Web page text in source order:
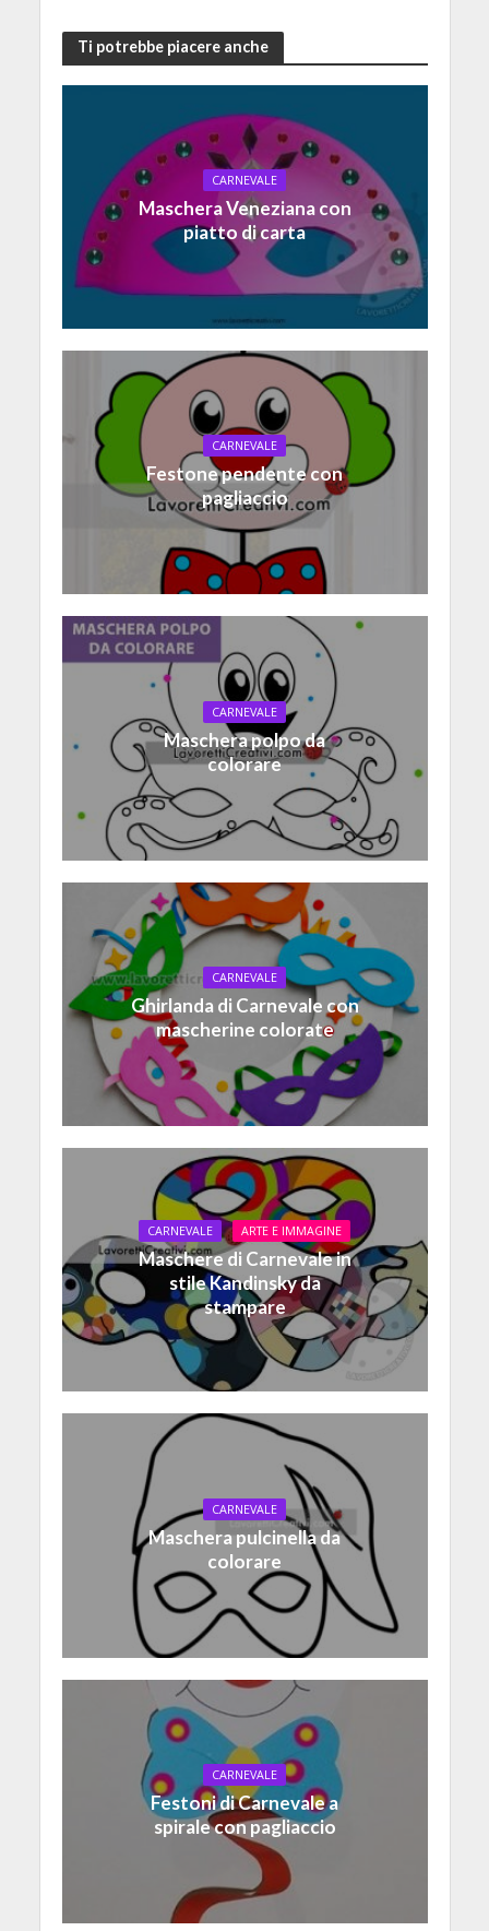
Ti potrebbe piacere anche
CARNEVALE
Maschera Veneziana con
piatto di carta
CARNEVALE
Festone pendente con
pagliaccio
CARNEVALE
Maschera polpo da
colorare
CARNEVALE
Ghirlanda di Carnevale con
mascherine colorate
CARNEVALE ARTE E IMMAGINE
Maschere di Carnevale in
stile Kandinsky da
stampare
CARNEVALE
Maschera pulcinella da
colorare
CARNEVALE
Festoni di Carnevale a
spirale con pagliaccio